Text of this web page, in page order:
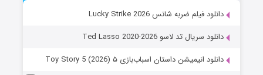
دانلود فیلم ضربه شانس Lucky Strike 2026
دانلود سریال تد لاسو Ted Lasso 2020-2026
دانلود انیمیشن داستان اسباب‌بازی ۵ Toy Story 5 (2026)